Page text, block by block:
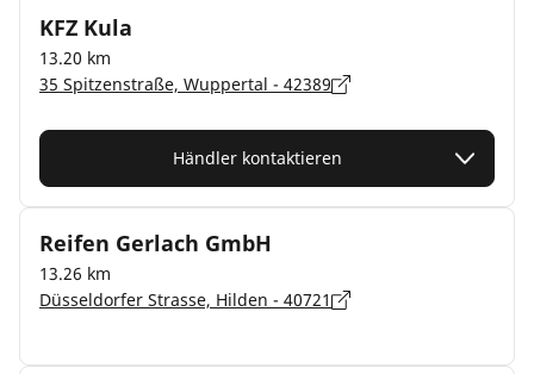
KFZ Kula
13.20 km
35 Spitzenstraße, Wuppertal - 42389
Händler kontaktieren
Reifen Gerlach GmbH
13.26 km
Düsseldorfer Strasse, Hilden - 40721